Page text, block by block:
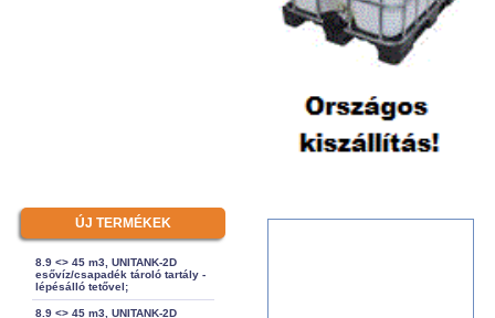
ÚJ TERMÉKEK
8.9 <> 45 m3, UNITANK-2D
esővíz/csapadék tároló tartály -
lépésálló tetővel;
8.9 <> 45 m3, UNITANK-2D